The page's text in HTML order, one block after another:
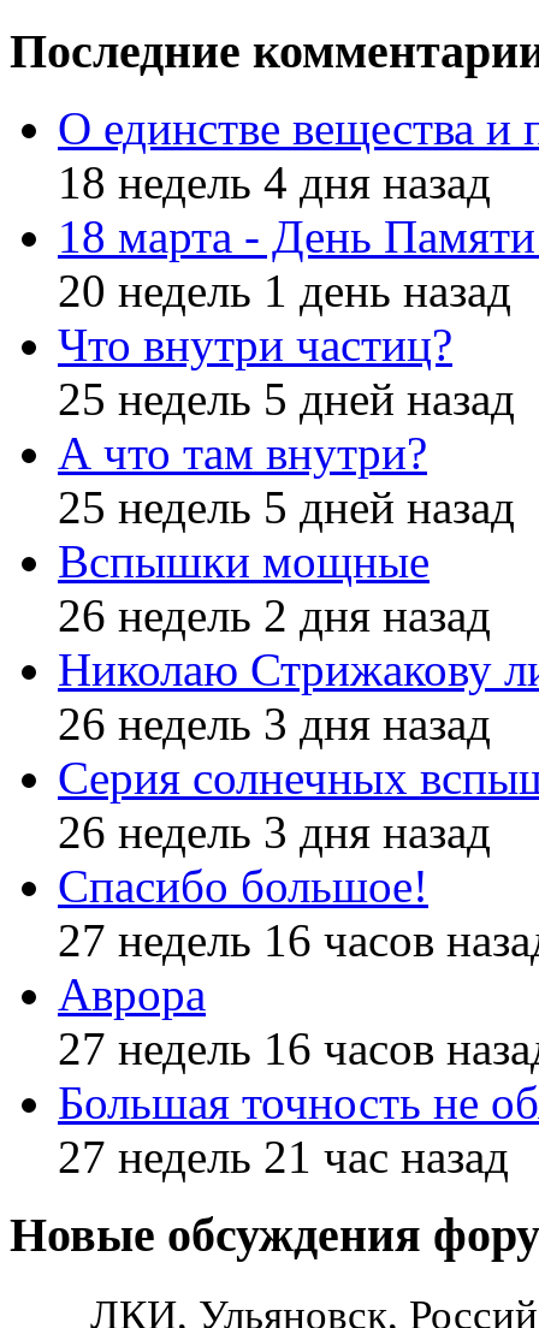
Последние
О единстве вещества и
18 недель 4 дня назад
18 марта - День
20 недель 1 день назад
Что внутри частиц?
25 недель 5 дней назад
А что там внутри?
25 недель 5 дней назад
Вспышки мощные
26 недель 2 дня назад
Николаю Стрижакову
26 недель 3 дня назад
Серия солнечных
26 недель 3 дня назад
Спасибо большое!
27 недель 16 часов
Аврора
27 недель 16 часов
Большая точность не
27 недель 21 час назад
Новые обсуждения
ЛКИ, Ульяновск,